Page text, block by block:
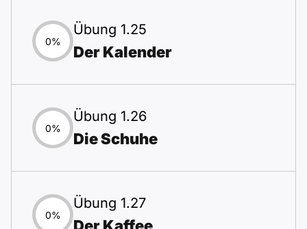
0%
Übung 1.25
Der Kalender
0%
Übung 1.26
Die Schuhe
0%
Übung 1.27